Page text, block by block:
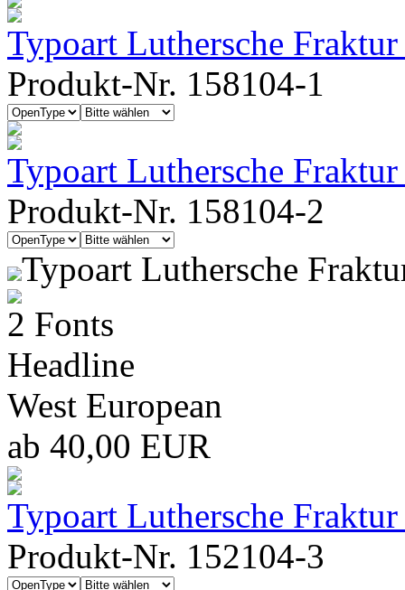
Typoart Luthersche
Produkt-Nr. 158104-1
Typoart Luthersche
Produkt-Nr. 158104-2
Typoart Luthersche
2 Fonts
Headline
West European
ab 40,00 EUR
Typoart Luthersche
Produkt-Nr. 152104-3